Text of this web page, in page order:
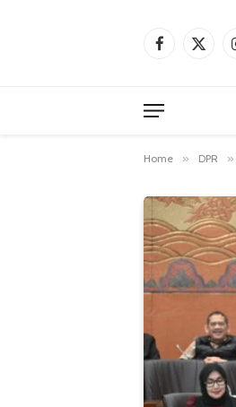
Facebook
X
Home » DPR »